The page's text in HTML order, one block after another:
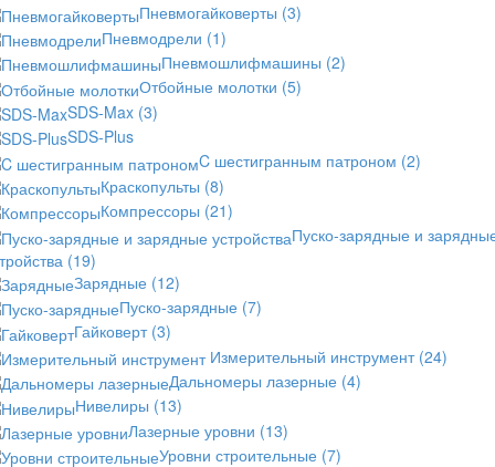
Пневмогайковерты (3)
Пневмодрели (1)
Пневмошлифмашины (2)
Отбойные молотки (5)
SDS-Max (3)
SDS-Plus
C шестигранным патроном (2)
Краскопульты (8)
Компрессоры (21)
Пуско-зарядные и
(19)
Зарядные (12)
Пуско-зарядные (7)
Гайковерт (3)
Измерительный инструмент (24)
Дальномеры лазерные (4)
Нивелиры (13)
Лазерные уровни (13)
Уровни строительные (7)